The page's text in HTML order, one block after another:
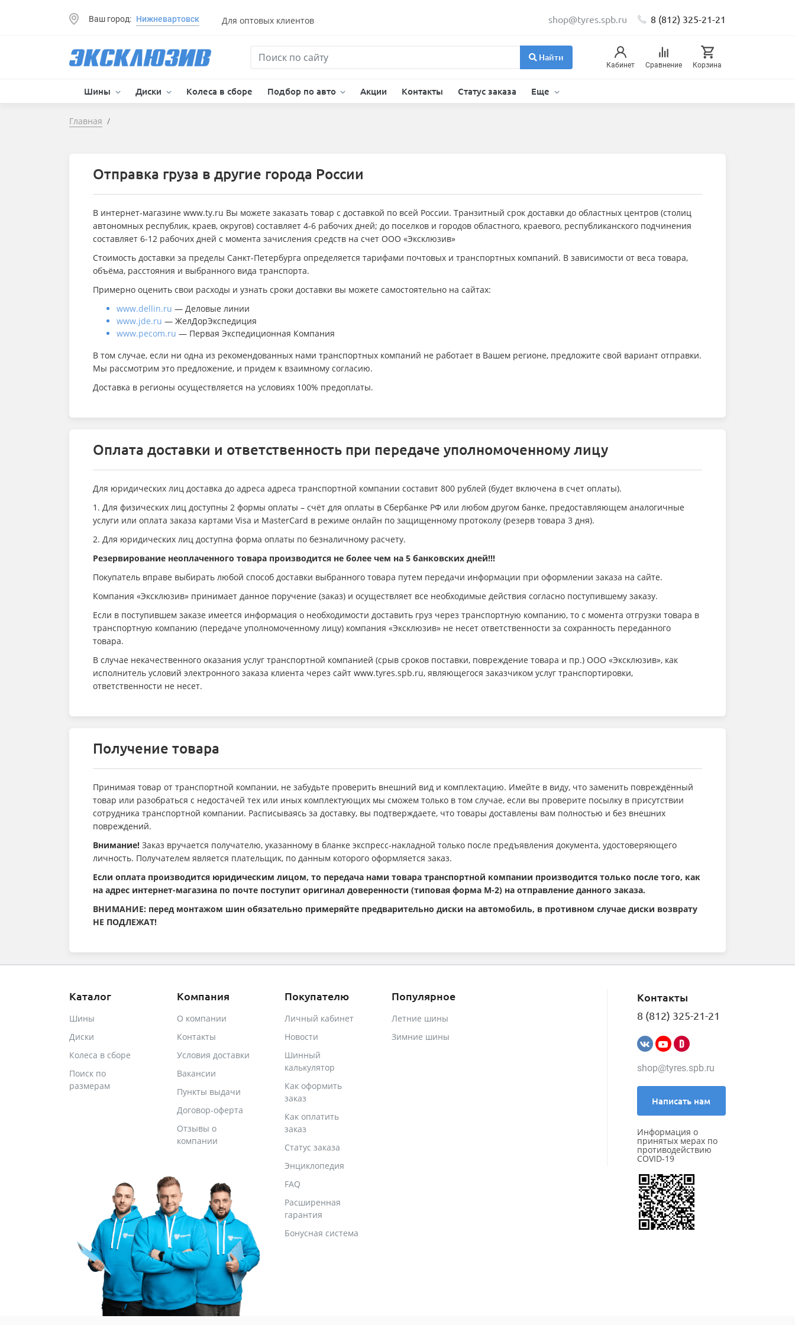
Ваш город: Нижневартовск Для оптовых клиентов shop@tyres.spb.ru 8 (812) 325-21-21
Найти
Кабинет Сравнение Корзина
Шины Диски Колеса в сборе Подбор по авто Акции Контакты Статус заказа Еще
Главная
Отправка груза в другие города России
В интернет-магазине www.ty.ru Вы можетe заказать товар с доставкой по всей России. Транзитный срок доставки до областных центров (столиц
автономных республик, краев, округов) составляет 4-6 рабочих дней; до поселков и городов областного, краевого, республиканского подчинения
составляет 6-12 рабочих дней с момента зачисления средств на счет ООО «Эксклюзив»
Стоимость доставки за пределы Санкт-Петербурга определяется тарифами почтовых и транспортных компаний. В зависимости от веса товара,
объёма, расстояния и выбранного вида транспорта.
Примерно оценить свои расходы и узнать сроки доставки вы можете самостоятельно на сайтах:
www.dellin.ru — Деловые линии
www.jde.ru — ЖелДорЭкспедиция
www.pecom.ru — Первая Экспедиционная Компания
В том случае, если ни одна из рекомендованных нами транспортных компаний не работает в Вашем регионе, предложите свой вариант отправки.
Мы рассмотрим это предложение, и придем к взаимному согласию.
Доставка в регионы осуществляется на условиях 100% предоплаты.
Оплата доставки и ответственность при передаче уполномоченному лицу
Для юридических лиц доставка до адреса адреса транспортной компании составит 800 рублей (будет включена в счет оплаты).
1. Для физических лиц доступны 2 формы оплаты – счёт для оплаты в Сбербанке РФ или любом другом банке, предоставляющем аналогичные
услуги или оплата заказа картами Visa и MasterCard в режиме онлайн по защищенному протоколу (резерв товара 3 дня).
2. Для юридических лиц доступна форма оплаты по безналичному расчету.
Резервирование неоплаченного товара производится не более чем на 5 банковских дней!!!
Покупатель вправе выбирать любой способ доставки выбранного товара путем передачи информации при оформлении заказа на сайте.
Компания «Эксклюзив» принимает данное поручение (заказ) и осуществляет все необходимые действия согласно поступившему заказу.
Если в поступившем заказе имеется информация о необходимости доставить груз через транспортную компанию, то с момента отгрузки товара в
транспортную компанию (передаче уполномоченному лицу) компания «Эксклюзив» не несет ответственности за сохранность переданного
товара.
В случае некачественного оказания услуг транспортной компанией (срыв сроков поставки, повреждение товара и пр.) ООО «Эксклюзив», как
исполнитель условий электронного заказа клиента через сайт www.tyres.spb.ru, являющегося заказчиком услуг транспортировки,
ответственности не несет.
Получение товара
Принимая товар от транспортной компании, не забудьте проверить внешний вид и комплектацию. Имейте в виду, что заменить повреждённый
товар или разобраться с недостачей тех или иных комплектующих мы сможем только в том случае, если вы проверите посылку в присутствии
сотрудника транспортной компании. Расписываясь за доставку, вы подтверждаете, что товары доставлены вам полностью и без внешних
повреждений.
Внимание! Заказ вручается получателю, указанному в бланке экспресс-накладной только после предъявления документа, удостоверяющего
личность. Получателем является плательщик, по данным которого оформляется заказ.
Если оплата производится юридическим лицом, то передача нами товара транспортной компании производится только после того, как
на адрес интернет-магазина по почте поступит оригинал доверенности (типовая форма М-2) на отправление данного заказа.
ВНИМАНИЕ: перед монтажом шин обязательно примеряйте предварительно диски на автомобиль, в противном случае диски возврату
НЕ ПОДЛЕЖАТ!
Каталог
Шины
Диски
Колеса в сборе
Поиск по
размерам
Компания
О компании
Контакты
Условия доставки
Вакансии
Пункты выдачи
Договор-оферта
Отзывы о
компании
Покупателю
Личный кабинет
Новости
Шинный
калькулятор
Как оформить
заказ
Как оплатить
заказ
Статус заказа
Энциклопедия
FAQ
Расширенная
гарантия
Бонусная система
Популярное
Летние шины
Зимние шины
Контакты
8 (812) 325-21-21
shop@tyres.spb.ru
Написать нам
Информация о
принятых мерах по
противодействию
COVID-19